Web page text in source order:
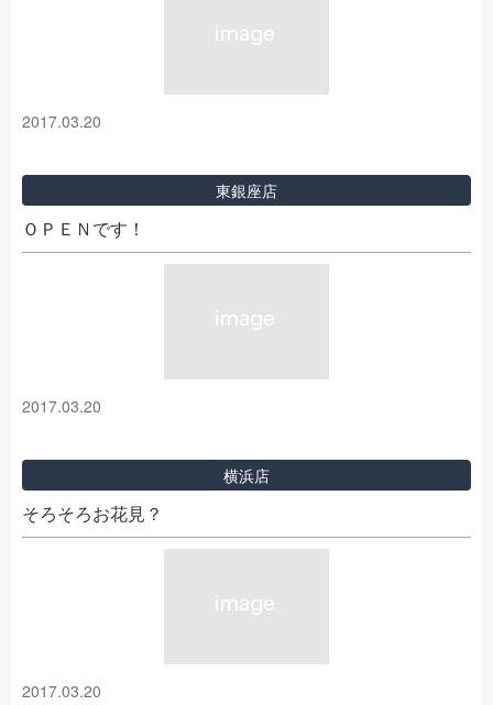
2017.03.20
東銀座店
ＯＰＥＮです！
2017.03.20
横浜店
そろそろお花見？
2017.03.20